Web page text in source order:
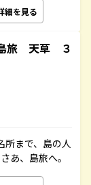
細を見る
旅 天草 ３
所まで、島の人
あ、島旅へ。